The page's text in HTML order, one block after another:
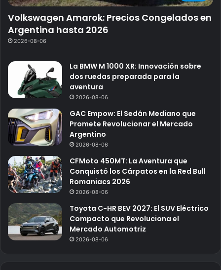
Volkswagen Amarok: Precios Congelados en
Argentina hasta 2026
2026-08-06
La BMW M 1000 XR: Innovación sobre
dos ruedas preparada para la
aventura
2026-08-06
GAC Empow: El Sedán Mediano que
Promete Revolucionar el Mercado
Argentino
2026-08-06
CFMoto 450MT: La Aventura que
Conquistó los Cárpatos en la Red Bull
Romaniacs 2026
2026-08-06
Toyota C-HR BEV 2027: El SUV Eléctrico
Compacto que Revoluciona el
Mercado Automotriz
2026-08-06